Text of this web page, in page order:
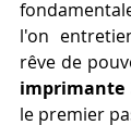
l'on
rêve de
imprimante
le premier